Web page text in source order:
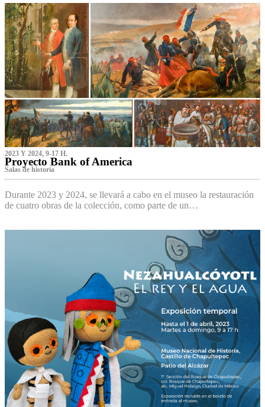
2023 Y 2024, 9-17 H.
Proyecto Bank of America
S‌alas de historia
Durante 2023 y 2024, se llevará a cabo en el museo la restauración
de cuatro obras de la colección, como parte de un…